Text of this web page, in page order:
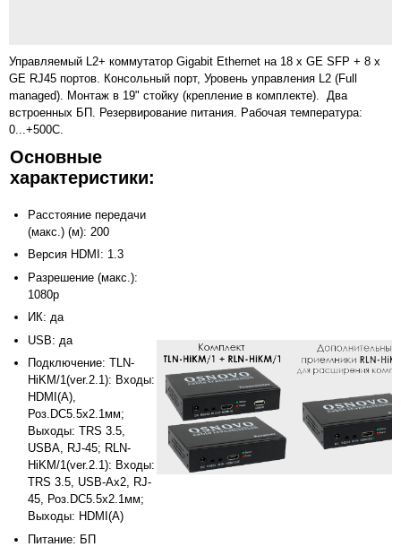
Управляемый L2+ коммутатор Gigabit Ethernet на 18 x GE SFP + 8 x
GE RJ45 портов. Консольный порт, Уровень управления L2 (Full
managed). Монтаж в 19" стойку (крепление в комплекте). Два
встроенных БП. Резервирование питания. Рабочая температура:
0...+500С.
Основные
характеристики:
Расстояние передачи
(макс.) (м): 200
Версия HDMI: 1.3
Разрешение (макс.):
1080p
ИК: да
USB: да
Подключение: TLN-
HiKM/1(ver.2.1): Входы:
HDMI(A),
Роз.DC5.5х2.1мм;
Выходы: TRS 3.5,
USBA, RJ-45; RLN-
HiKM/1(ver.2.1): Входы:
TRS 3.5, USB-Ax2, RJ-
45, Роз.DC5.5х2.1мм;
Выходы: HDMI(A)
Питание: БП